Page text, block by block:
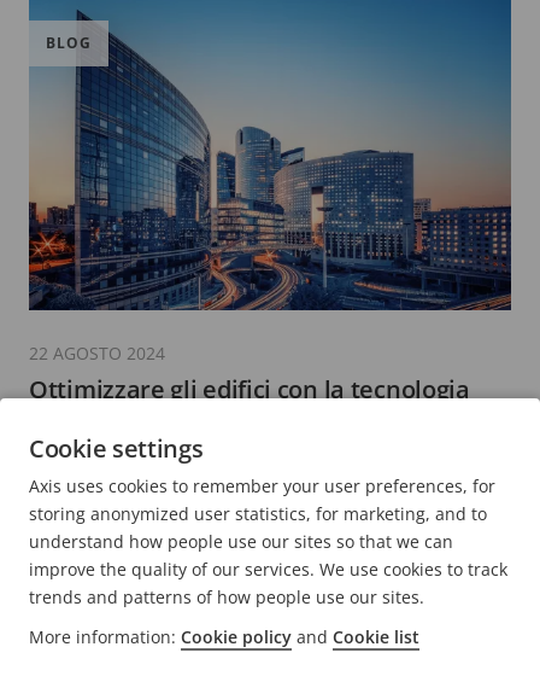
Ottimizzare gli edifici con la tecnologia
BLOG
22 AGOSTO 2024
MAGGIORI INFORMAZIONI
FOOTER
CONTATTO
Cookie settings
Axis uses cookies to remember your user preferences, for
storing anonymized user statistics, for marketing, and to
understand how people use our sites so that we can
improve the quality of our services. We use cookies to track
trends and patterns of how people use our sites.
More information: Cookie policy and Cookie list